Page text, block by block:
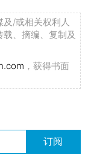
/或相关权利人
、摘编、复制及
，获得书面
订阅